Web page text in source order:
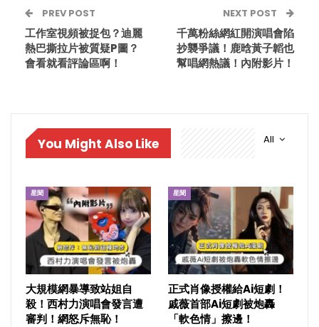
PREV POST
工作室視頻被捉包？迪麗
熱巴撕拉片被質疑P圖？
會看就看評論區啊！
NEXT POST
千萬粉絲網紅開演唱會陷
抄襲爭議！鹿晗黃子韜也
幫唱網熱議！內附影片！
All
You Might Also Like
星聞
大規模網暴導致站姐自
殺！西村力演唱會發言遭
審判！網怒斥無恥！
星聞
正式肖像授權給Ai短劇！
戚薇首部Ai短劇被炮轟
「軟色情」擦邊！